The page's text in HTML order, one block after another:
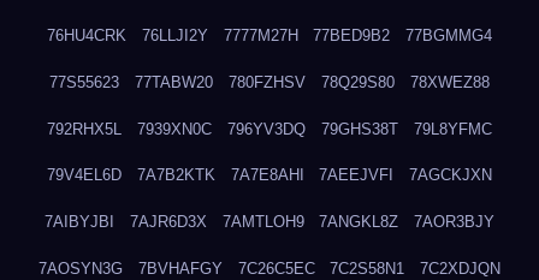
76HU4CRK 76LLJI2Y 7777M27H 77BED9B2 77BGMMG4
77S55623 77TABW20 780FZHSV 78Q29S80 78XWEZ88
792RHX5L 7939XN0C 796YV3DQ 79GHS38T 79L8YFMC
79V4EL6D 7A7B2KTK 7A7E8AHI 7AEEJVFI 7AGCKJXN
7AIBYJBI 7AJR6D3X 7AMTLOH9 7ANGKL8Z 7AOR3BJY
7AOSYN3G 7BVHAFGY 7C26C5EC 7C2S58N1 7C2XDJQN